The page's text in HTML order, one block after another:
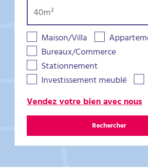
Maison/Villa
Bureaux/Commerce
Stationnement
Investissement meublé
Vendez votre bien avec nous
Rechercher